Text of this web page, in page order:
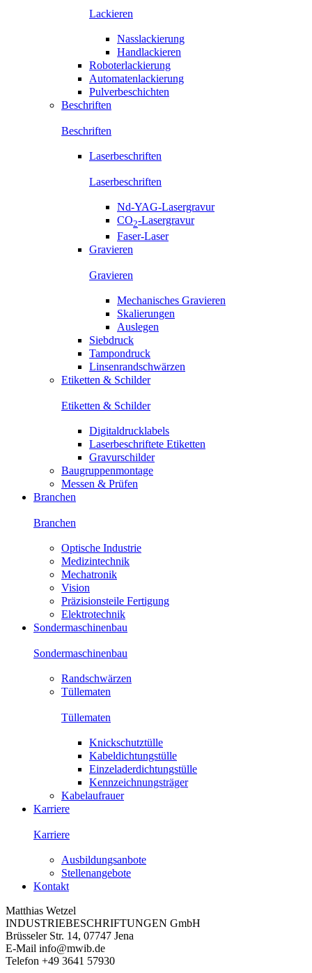
Lackieren
Nasslackierung
Handlackieren
Roboterlackierung
Automatenlackierung
Pulverbeschichten
Beschriften
Beschriften
Laserbeschriften
Laserbeschriften
Nd-YAG-Lasergravur
CO2-Lasergravur
Faser-Laser
Gravieren
Gravieren
Mechanisches Gravieren
Skalierungen
Auslegen
Siebdruck
Tampondruck
Linsenrandschwärzen
Etiketten & Schilder
Etiketten & Schilder
Digitaldrucklabels
Laserbeschriftete Etiketten
Gravurschilder
Baugruppenmontage
Messen & Prüfen
Branchen
Branchen
Optische Industrie
Medizintechnik
Mechatronik
Vision
Präzisionsteile Fertigung
Elektrotechnik
Sondermaschinenbau
Sondermaschinenbau
Randschwärzen
Tüllematen
Tüllematen
Knickschutztülle
Kabeldichtungstülle
Einzeladerdichtungstülle
Kennzeichnungsträger
Kabelaufrauer
Karriere
Karriere
Ausbildungsanbote
Stellenangebote
Kontakt
Matthias Wetzel
INDUSTRIEBESCHRIFTUNGEN GmbH
Brüsseler Str. 14, 07747 Jena
E-Mail info@mwib.de
Telefon +49 3641 57930